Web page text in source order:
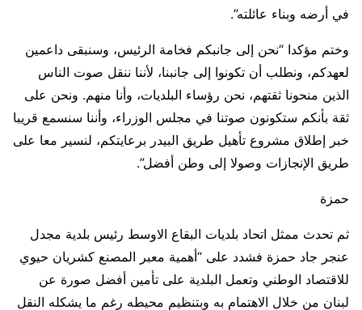
في أرضه وبناء عائلته”.
وختم مؤكدا “نحن إلى جانبكم فخامة الرئيس، وسنبقى داعمين
لعهدكم، ونطلب أن تكونوا إلى جانبنا، لأننا ننقل صوت الناس
الذين منحونا ثقتهم، نحن رؤساء البلديات، وأنا منهم. ونحن على
ثقة بأنكم ستكونون صوتنا في مجلس الوزراء، وأننا سنسمع قريبا
خبر إطلاق مشروع تأهيل طريق البيدر برعايتكم، لنسير معا على
طريق الإنجازات وصولا إلى وطن أفضل”.
حمزة
ثم تحدث ممثل اتحاد بلديات البقاع الاوسط رئيس بلدية مجدل
عنجر جاد حمزة فشدد على “أهمية معبر المصنع كشريان حيوي
للاقتصاد الوطني وتعمل البلدية على تأمين أفضل صورة عن
لبنان من خلال الاهتمام به وبتنظيم محيطه رغم ما يشكله النقل